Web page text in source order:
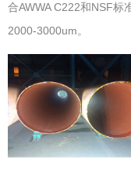
合AWWA C222和NSF标
2000-3000um。